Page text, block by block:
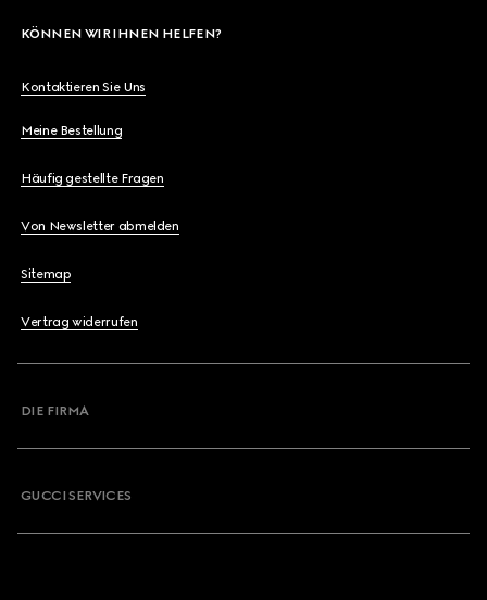
KÖNNEN WIR IHNEN HELFEN?
Kontaktieren Sie Uns
Meine Bestellung
Häufig gestellte Fragen
Von Newsletter abmelden
Sitemap
Vertrag widerrufen
DIE FIRMA
GUCCI SERVICES